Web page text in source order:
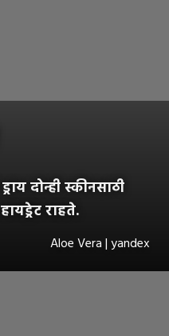
दोन्ही स्कीनसाठी
राहते.
Aloe Vera | yandex